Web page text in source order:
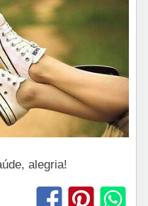
alegria!